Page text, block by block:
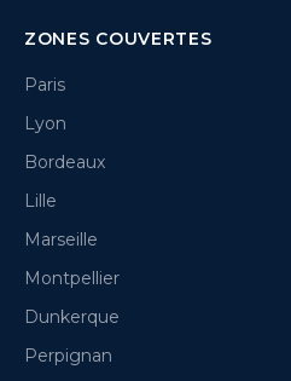
ZONES COUVERTES
Paris
Lyon
Bordeaux
Lille
Marseille
Montpellier
Dunkerque
Perpignan